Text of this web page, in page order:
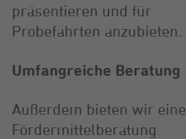
präsentieren und für
Probefahrten anzubieten.
Umfangreiche Beratung
Außerdem bieten wir eine
Fördermittelberatung